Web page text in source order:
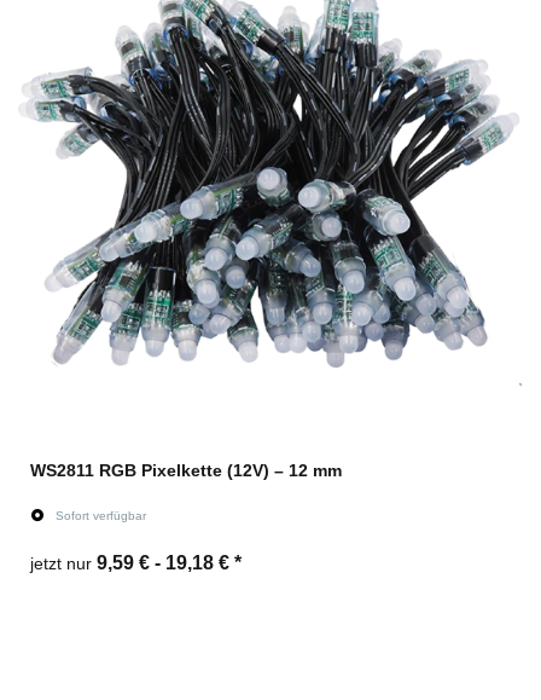
WS2811 RGB Pixelkette (12V) – 12 mm
Sofort verfügbar
jetzt nur 9,59 € - 19,18 € *